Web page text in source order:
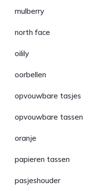
mulberry
north face
oilily
oorbellen
opvouwbare tasjes
opvouwbare tassen
oranje
papieren tassen
pasjeshouder